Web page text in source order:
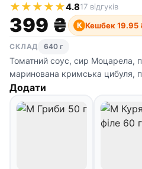
★★★★★4.817 відгуків
399 ₴ К Кешбек 19.95
СКЛАД 640 г
Томатний соус, сир Моцарела,
маринована кримська цибуля,
Додати